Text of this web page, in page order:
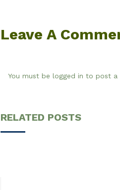
Leave A
You must be logged in to post a
RELATED POSTS